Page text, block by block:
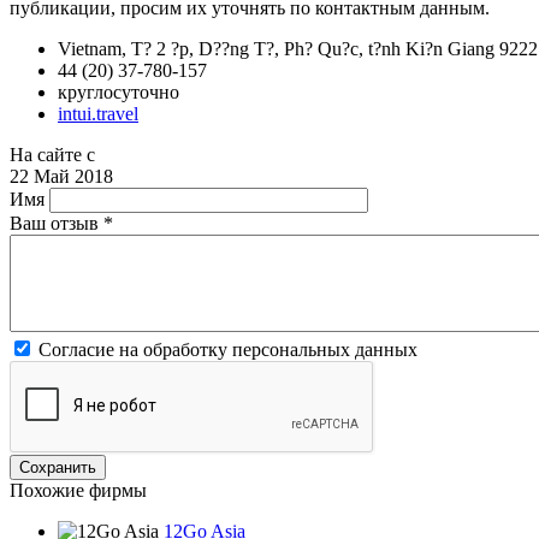
публикации, просим их уточнять по контактным данным.
Vietnam, T? 2 ?p, D??ng T?, Ph? Qu?c, t?nh Ki?n Giang
44 (20) 37-780-157
круглосуточно
intui.travel
На сайте с
22 Май 2018
Имя
Ваш отзыв *
Согласие на обработку персональных данных
Похожие фирмы
12Go Asia